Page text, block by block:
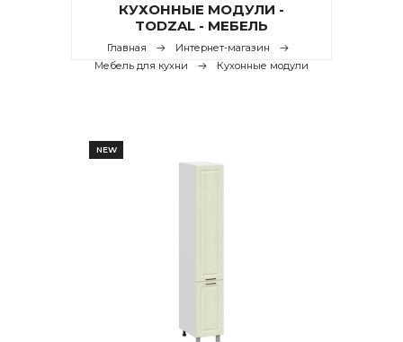
КУХОННЫЕ МОДУЛИ -
TODZAL - МЕБЕЛЬ
Главная
Интернет-магазин
Мебель для кухни
Кухонные модули
NEW